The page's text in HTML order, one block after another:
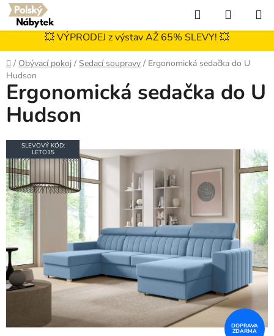
Přejít
na
obsah
Hledat
KOŠÍK
💥 VÝPRODEJ z výstav AŽ 65% SLEVY! 💥
Domů
/ Obývací pokoj / Sedací soupravy / Ergonomická sedačka do U
Hudson
Ergonomická sedačka do U
Hudson
SLEVOVÝ KÓD:
LETO15
DOPRAVA
ZDARMA